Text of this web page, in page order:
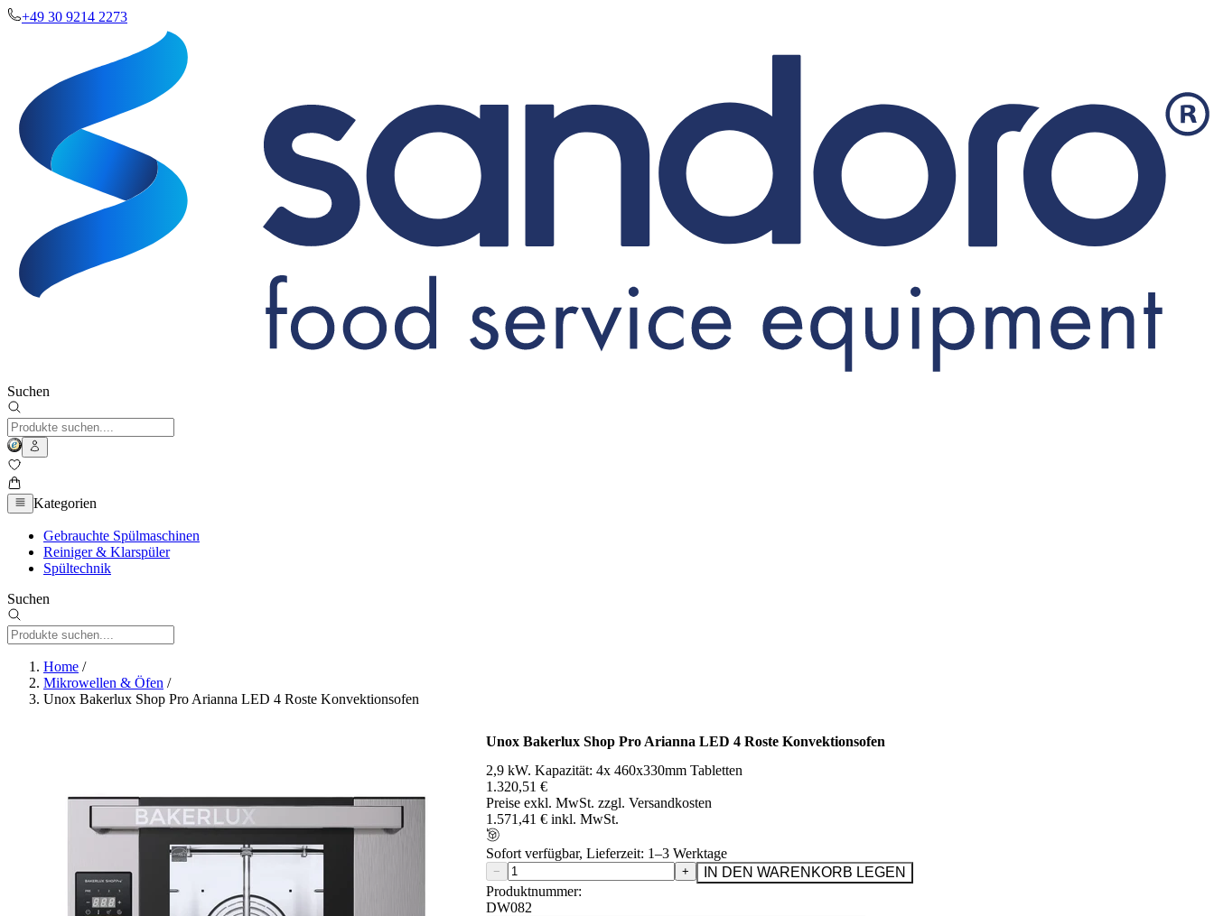
+49 30 9214 2273
Suchen
Kategorien
Gebrauchte Spülmaschinen
Reiniger & Klarspüler
Spültechnik
Suchen
Home /
Mikrowellen & Öfen /
Unox Bakerlux Shop Pro Arianna LED 4 Roste Konvektionsofen
Unox Bakerlux Shop Pro Arianna LED 4 Roste Konvektionsofen
2,9 kW. Kapazität: 4x 460x330mm Tabletten
1.320,51 €
Preise exkl. MwSt. zzgl. Versandkosten
1.571,41 € inkl. MwSt.
Sofort verfügbar, Lieferzeit: 1–3 Werktage
− +
IN DEN WARENKORB LEGEN
Produktnummer:
DW082